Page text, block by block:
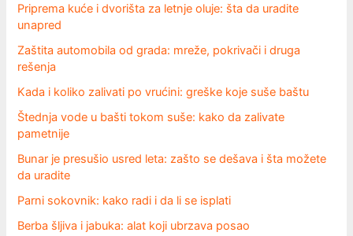
Priprema kuće i dvorišta za letnje oluje: šta da uradite
unapred
Zaštita automobila od grada: mreže, pokrivači i druga
rešenja
Kada i koliko zalivati po vrućini: greške koje suše baštu
Štednja vode u bašti tokom suše: kako da zalivate
pametnije
Bunar je presušio usred leta: zašto se dešava i šta možete
da uradite
Parni sokovnik: kako radi i da li se isplati
Berba šljiva i jabuka: alat koji ubrzava posao